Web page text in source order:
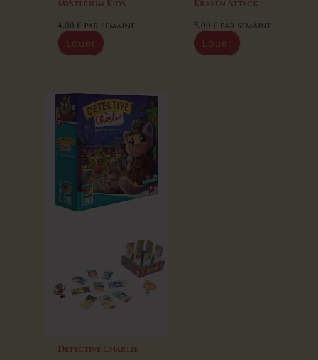
Mysterium Kids
4,00 € par semaine
Louer
Kraken Attack
5,00 € par semaine
Louer
Detective Charlie